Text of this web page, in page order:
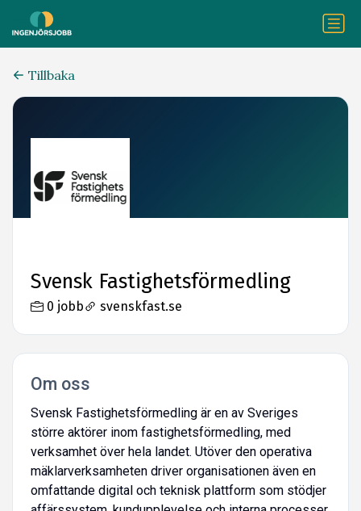
Tillbaka
Svensk Fastighetsförmedling
0 jobb svenskfast.se
Om oss
Svensk Fastighetsförmedling är en av Sveriges
större aktörer inom fastighetsförmedling, med
verksamhet över hela landet. Utöver den operativa
mäklarverksamheten driver organisationen även en
omfattande digital och teknisk plattform som stödjer